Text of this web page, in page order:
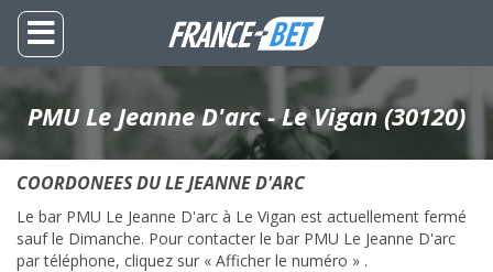
PMU Le Jeanne D'arc - Le Vigan (30120)
COORDONEES DU LE JEANNE D'ARC
Le bar PMU Le Jeanne D'arc à Le Vigan est actuellement fermé
sauf le Dimanche. Pour contacter le bar PMU Le Jeanne D'arc
par téléphone, cliquez sur « Afficher le numéro » .